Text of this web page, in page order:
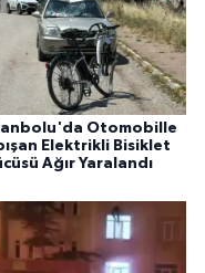
Otomobille
Elektrikli Bisiklet
Ağır Yaralandı